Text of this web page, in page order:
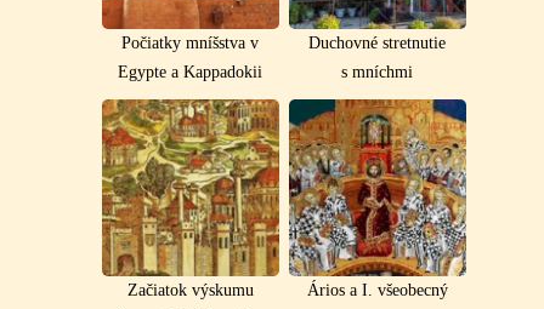
Počiatky mníšstva v
Egypte a Kappadokii
Duchovné stretnutie
s mníchmi
Začiatok výskumu
Ários a I. všeobecný